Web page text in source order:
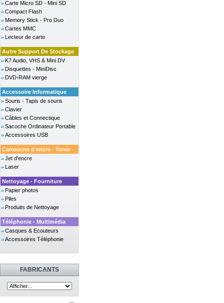
Carte Micro SD - Mini SD
Compact Flash
Memory Stick - Pro Duo
Cartes MMC
Lecteur de carte
Autre Support De Stockage
K7 Audio, VHS & Mini DV
Disquettes - MiniDisc
DVD-RAM vierge
Accessoire Informatique
Souris - Tapis de souris
Clavier
Câbles et Connectique
Sacoche Ordinateur Portable
Accessoires USB
Cartouche d'encre - Toner
Jet d'encre
Laser
Nettoyage - Fourniture
Papier photos
Piles
Produits de Nettoyage
Téléphonie - Multimédia
Casques & Ecouteurs
Accessoires Téléphonie
FABRICANTS